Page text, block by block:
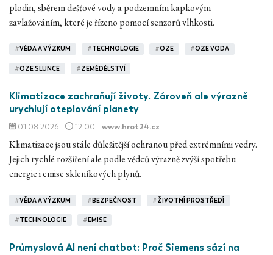
plodin, sběrem dešťové vody a podzemním kapkovým
zavlažováním, které je řízeno pomocí senzorů vlhkosti.
#VĚDA A VÝZKUM #TECHNOLOGIE #OZE #OZE VODA
#OZE SLUNCE #ZEMĚDĚLSTVÍ
Klimatizace zachraňují životy. Zároveň ale výrazně
urychlují oteplování planety
01.08.2026 12:00 www.hrot24.cz
Klimatizace jsou stále důležitější ochranou před extrémními vedry.
Jejich rychlé rozšíření ale podle vědců výrazně zvýší spotřebu
energie i emise skleníkových plynů.
#VĚDA A VÝZKUM # BEZPEČNOST #ŽIVOTNÍ PROSTŘEDÍ
#TECHNOLOGIE # EMISE
Průmyslová AI není chatbot: Proč Siemens sází na